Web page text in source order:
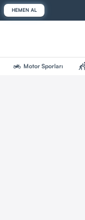
HEMEN AL
two_wheeler Motor Sporları